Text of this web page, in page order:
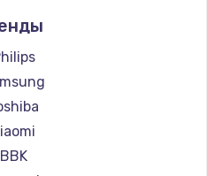
Wi-Fi
руб.
Hisense
Daewoo
Centek
Telefunken
Hyundai
Doffler
BBK